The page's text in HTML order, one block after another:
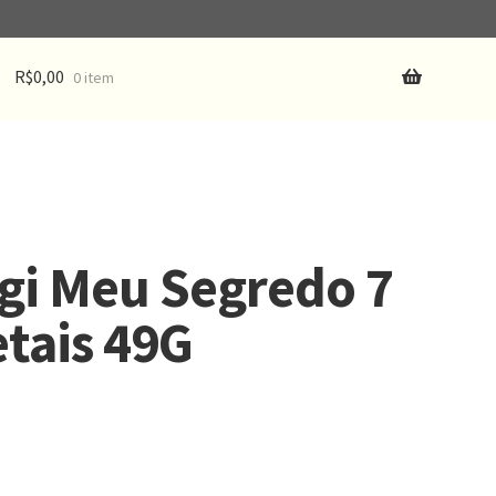
R$0,00 0 item
Meu Segredo 7
49G